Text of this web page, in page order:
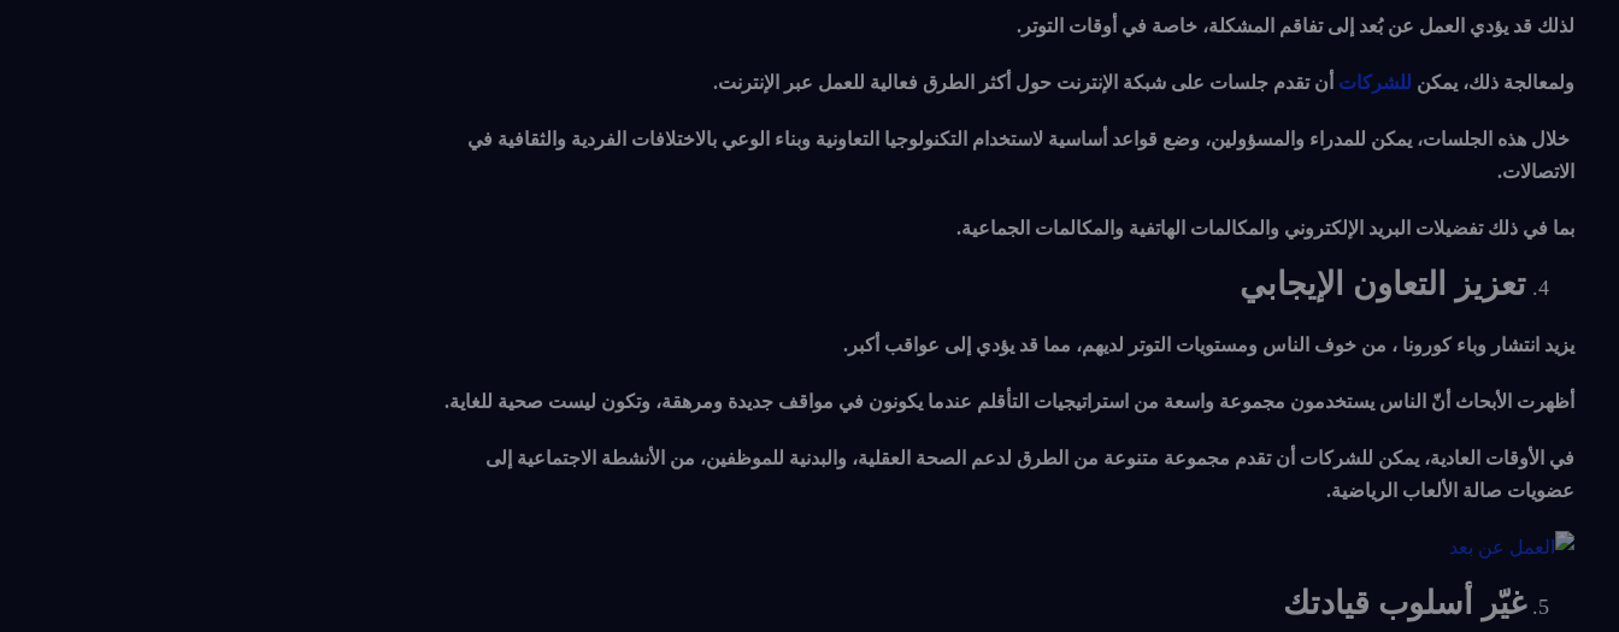
لذلك قد يؤدي العمل عن بُعد إلى تفاقم المشكلة، خاصة في أوقات التوتر.
ولمعالجة ذلك، يمكن للشركات أن تقدم جلسات على شبكة الإنترنت حول أكثر الطرق فعالية للعمل عبر الإنترنت.
خلال هذه الجلسات، يمكن للمدراء والمسؤولين، وضع قواعد أساسية لاستخدام التكنولوجيا التعاونية وبناء الوعي بالاختلافات الفردية والثقافية في
الاتصالات.
بما في ذلك تفضيلات البريد الإلكتروني والمكالمات الهاتفية والمكالمات الجماعية.
تعزيز التعاون الإيجابي
يزيد انتشار وباء كورونا ، من خوف الناس ومستويات التوتر لديهم، مما قد يؤدي إلى عواقب أكبر.
أظهرت الأبحاث أنّ الناس يستخدمون مجموعة واسعة من استراتيجيات التأقلم عندما يكونون في مواقف جديدة ومرهقة، وتكون ليست صحية للغاية.
في الأوقات العادية، يمكن للشركات أن تقدم مجموعة متنوعة من الطرق لدعم الصحة العقلية، والبدنية للموظفين، من الأنشطة الاجتماعية إلى
عضويات صالة الألعاب الرياضية.
غيّر أسلوب قيادتك